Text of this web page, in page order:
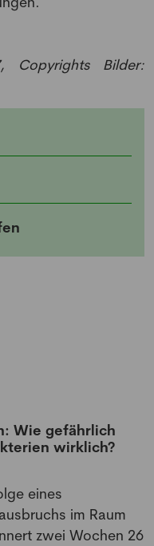
Copyrights Bilder:
Wie gefährlich
wirklich?
eines
im Raum
zwei Wochen 26
Newsletter
die neusten
der Welt der